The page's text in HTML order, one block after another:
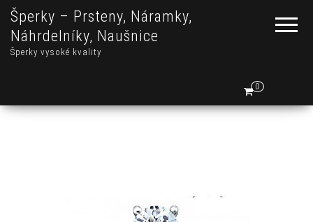
Šperky – Prsteny, Náramky,
Náhrdelníky, Naušnice
Šperky vysoké kvality
0